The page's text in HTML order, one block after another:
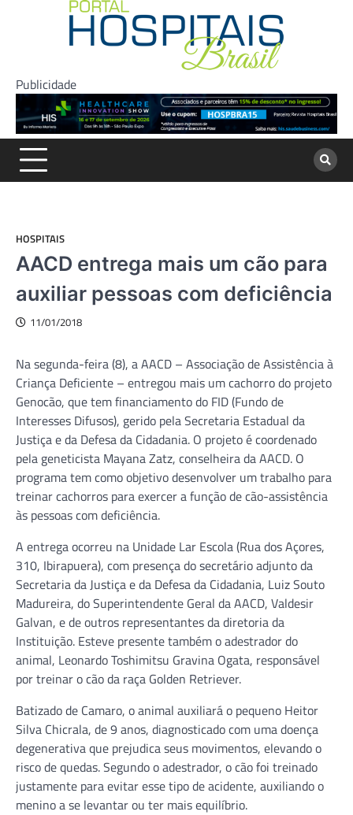
Publicidade
HOSPITAIS
AACD entrega mais um cão para
auxiliar pessoas com deficiência
11/01/2018
Na segunda-feira (8), a AACD – Associação de Assistência à
Criança Deficiente – entregou mais um cachorro do projeto
Genocão, que tem financiamento do FID (Fundo de
Interesses Difusos), gerido pela Secretaria Estadual da
Justiça e da Defesa da Cidadania. O projeto é coordenado
pela geneticista Mayana Zatz, conselheira da AACD. O
programa tem como objetivo desenvolver um trabalho para
treinar cachorros para exercer a função de cão-assistência
às pessoas com deficiência.
A entrega ocorreu na Unidade Lar Escola (Rua dos Açores,
310, Ibirapuera), com presença do secretário adjunto da
Secretaria da Justiça e da Defesa da Cidadania, Luiz Souto
Madureira, do Superintendente Geral da AACD, Valdesir
Galvan, e de outros representantes da diretoria da
Instituição. Esteve presente também o adestrador do
animal, Leonardo Toshimitsu Gravina Ogata, responsável
por treinar o cão da raça Golden Retriever.
Batizado de Camaro, o animal auxiliará o pequeno Heitor
Silva Chicrala, de 9 anos, diagnosticado com uma doença
degenerativa que prejudica seus movimentos, elevando o
risco de quedas. Segundo o adestrador, o cão foi treinado
justamente para evitar esse tipo de acidente, auxiliando o
menino a se levantar ou ter mais equilíbrio.